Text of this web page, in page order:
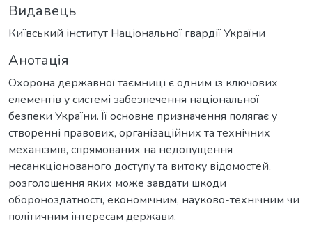
Видавець
Київський інститут Національної гвардії України
Анотація
Охорона державної таємниці є одним із ключових
елементів у системі забезпечення національної
безпеки України. Її основне призначення полягає у
створенні правових, організаційних та технічних
механізмів, спрямованих на недопущення
несанкціонованого доступу та витоку відомостей,
розголошення яких може завдати шкоди
обороноздатності, економічним, науково-технічним чи
політичним інтересам держави.